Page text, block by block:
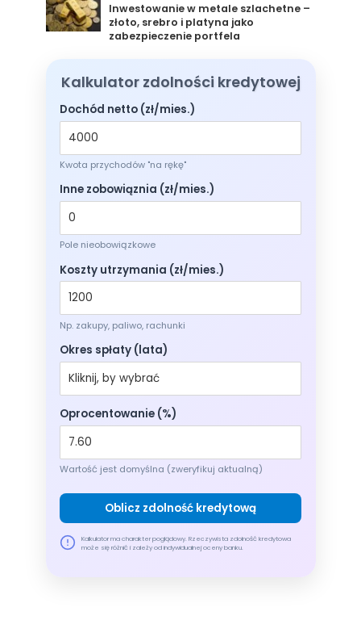
Inwestowanie w metale szlachetne –
złoto, srebro i platyna jako
zabezpieczenie portfela
Kalkulator zdolności kredytowej
Dochód netto (zł/mies.)
Kwota przychodów "na rękę"
Inne zobowiąznia (zł/mies.)
Pole nieobowiązkowe
Koszty utrzymania (zł/mies.)
Np. zakupy, paliwo, rachunki
Okres spłaty (lata)
Oprocentowanie (%)
Wartość jest domyślna (zweryfikuj aktualną)
Oblicz zdolność kredytową
Kalkulator ma charakter poglądowy. Rzeczywista zdolność kredytowa
może się różnić i zależy od indywidualnej oceny banku.